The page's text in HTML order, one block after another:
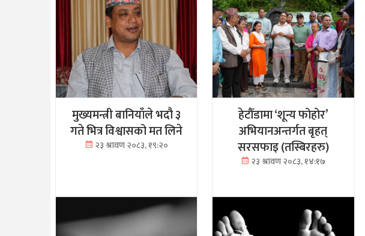
मुख्यमन्त्री बानियाँले भदौ ३
गते भित्र विश्वासको मत लिने
२३ श्रावण २०८३, १९:२०
हेटौँडामा ‘शून्य फोहोर’
अभियानअन्तर्गत बृहत्
सरसफाइ (तस्बिरहरु)
२३ श्रावण २०८३, १४:१७